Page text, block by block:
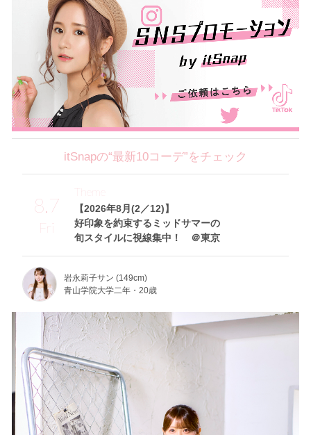
itSnapの“最新10コーデ”をチェック
8.7
Fri
【2026年8月(2／12)】
好印象を約束するミッドサマーの
旬スタイルに視線集中！ ＠東京
Theme
岩永莉子サン (149cm)
青山学院大学二年・20歳